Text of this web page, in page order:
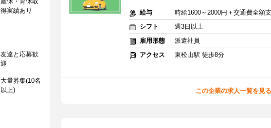
得実績あり
友達と応募歓
迎
大量募集(10名
以上)
給与
時給1600～2000円＋交通費全額
シフト
週3日以上
雇用形態
派遣社員
アクセス
東松山駅 徒歩8分
この企業の求人一覧を見る